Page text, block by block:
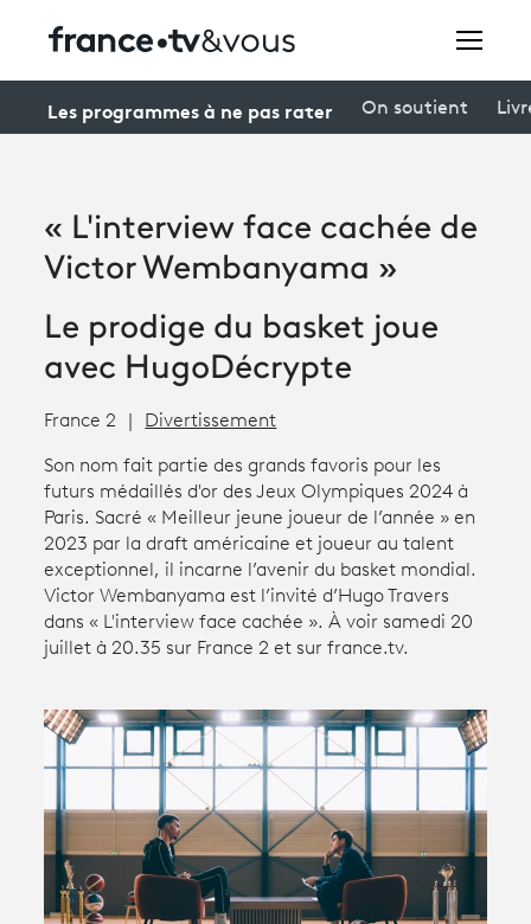
connexion
Avantages fidélité
Participer et assister à une émission
Productions et innovation
Les programmes à ne pas rater On soutient
« L'interview face cachée de
Victor Wembanyama »
Le prodige du basket joue
avec HugoDécrypte
France 2 Divertissement
Son nom fait partie des grands favoris pour les
futurs médaillés d'or des Jeux Olympiques 2024 à
Paris. Sacré « Meilleur jeune joueur de l’année » en
2023 par la draft américaine et joueur au talent
exceptionnel, il incarne l’avenir du basket mondial.
Victor Wembanyama est l’invité d’Hugo Travers
dans « L'interview face cachée ». À voir samedi 20
juillet à 20.35 sur France 2 et sur france.tv.